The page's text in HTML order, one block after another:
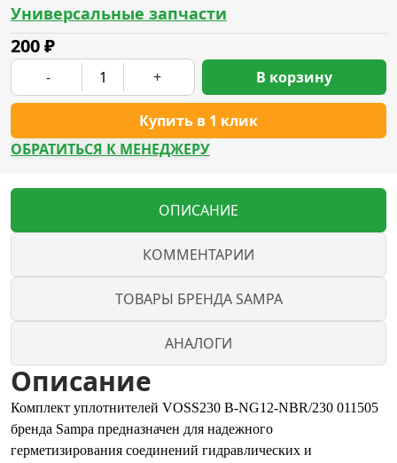
Универсальные запчасти
200₽
- +
Купить в 1 клик
В корзину
ОБРАТИТЬСЯ К МЕНЕДЖЕРУ
ОПИСАНИЕ
КОММЕНТАРИИ
ТОВАРЫ БРЕНДА SAMPA
АНАЛОГИ
Описание
Комплект уплотнителей VOSS230 B-NG12-NBR/230 011505
бренда Sampa предназначен для надежного
герметизирования соединений гидравлических и